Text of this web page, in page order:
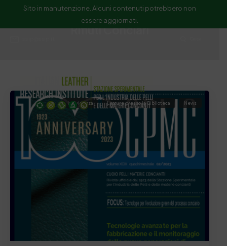
Sito in manutenzione. Alcuni contenuti potrebbero non
essere aggiornati.
Rifiuti Conciari
In Evidenza Letture presso la Biblioteca News